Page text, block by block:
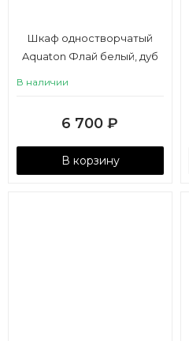
Шкаф одностворчатый
Aquaton Флай белый, дуб
В наличии
6 700 ₽
В корзину